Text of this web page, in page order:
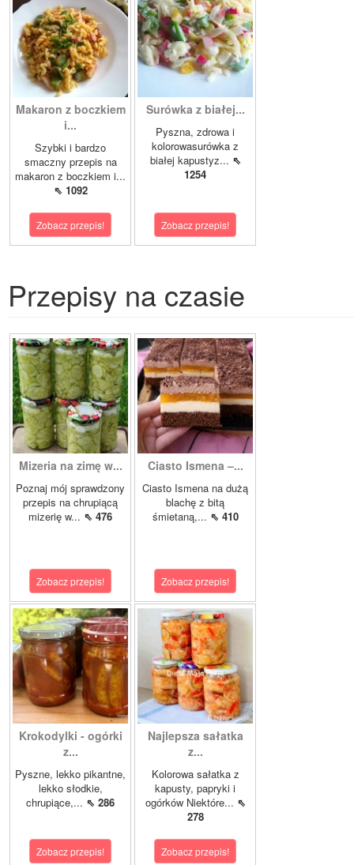
Makaron z boczkiem
i...
Szybki i bardzo
smaczny przepis na
makaron z boczkiem i...
⇖ 1092
Zobacz przepis!
Surówka z białej...
Pyszna, zdrowa i
kolorowasurówka z
białej kapustyz... ⇖
1254
Zobacz przepis!
Przepisy na czasie
Mizeria na zimę w...
Poznaj mój sprawdzony
przepis na chrupiącą
mizerię w... ⇖ 476
Zobacz przepis!
Ciasto Ismena –...
Ciasto Ismena na dużą
blachę z bitą
śmietaną,... ⇖ 410
Zobacz przepis!
Krokodylki - ogórki
z...
Pyszne, lekko pikantne,
lekko słodkie,
chrupiące,... ⇖ 286
Zobacz przepis!
Najlepsza sałatka
z...
Kolorowa sałatka z
kapusty, papryki i
ogórków Niektóre... ⇖
278
Zobacz przepis!